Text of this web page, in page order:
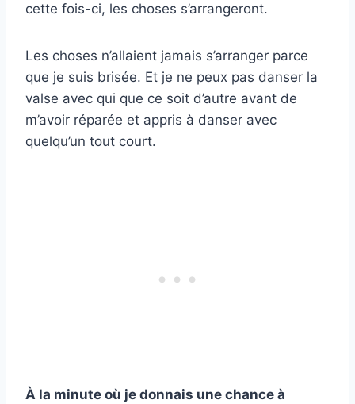
cette fois-ci, les choses s’arrangeront.
Les choses n’allaient jamais s’arranger parce
que je suis brisée. Et je ne peux pas danser la
valse avec qui que ce soit d’autre avant de
m’avoir réparée et appris à danser avec
quelqu’un tout court.
À la minute où je donnais une chance à